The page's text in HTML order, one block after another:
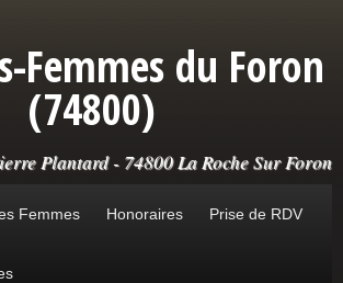
Femmes du Foron
(74800)
Plantard - 74800 La Roche Sur Foron
Femmes Honoraires Prise de RDV